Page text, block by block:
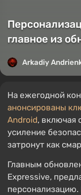
главное из
Arkadiy
На ежегодной
анонсированы
Android, включая
усиление
затронут как
Главным
Expressive,
персонализацию.